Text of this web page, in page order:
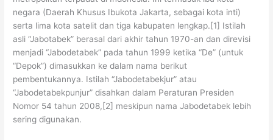
negara (Daerah Khusus Ibukota Jakarta, sebagai kota inti)
serta lima kota satelit dan tiga kabupaten lengkap.[1] Istilah
asli “Jabotabek” berasal dari akhir tahun 1970-an dan direvisi
menjadi “Jabodetabek” pada tahun 1999 ketika “De” (untuk
“Depok”) dimasukkan ke dalam nama berikut
pembentukannya. Istilah “Jabodetabekjur” atau
“Jabodetabekpunjur” disahkan dalam Peraturan Presiden
Nomor 54 tahun 2008,[2] meskipun nama Jabodetabek lebih
sering digunakan.